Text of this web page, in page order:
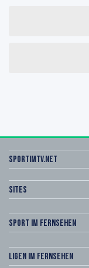
sportimtv.net
Sites
Sport im Fernsehen
Ligen im Fernsehen